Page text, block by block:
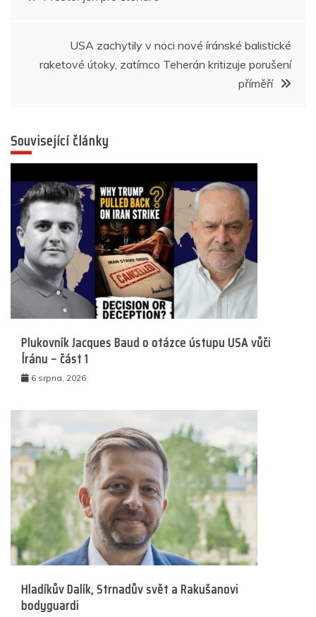
příspěvek
USA zachytily v noci nové íránské balistické
raketové útoky, zatímco Teherán kritizuje porušení
příměří
Související články
Plukovník Jacques Baud o otázce ústupu USA vůči
Íránu – část 1
6 srpna, 2026
Hladíkův Dalík, Strnadův svět a Rakušanovi
bodyguardi